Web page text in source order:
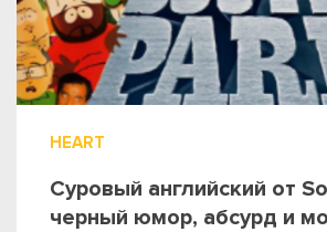
HEART
Суровый английский от
черный юмор, абсурд и